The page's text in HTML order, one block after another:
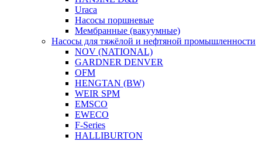
Uraca
Насосы поршневые
Мембранные (вакуумные)
Насосы для тяжёлой и нефтяной промышленности
NOV (NATIONAL)
GARDNER DENVER
OFM
HENGTAN (BW)
WEIR SPM
EMSCO
EWECO
F-Series
HALLIBURTON